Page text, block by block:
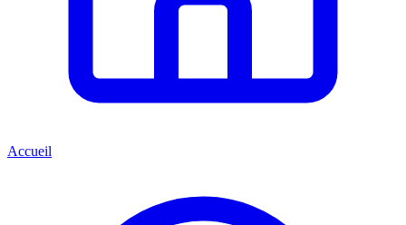
Accueil